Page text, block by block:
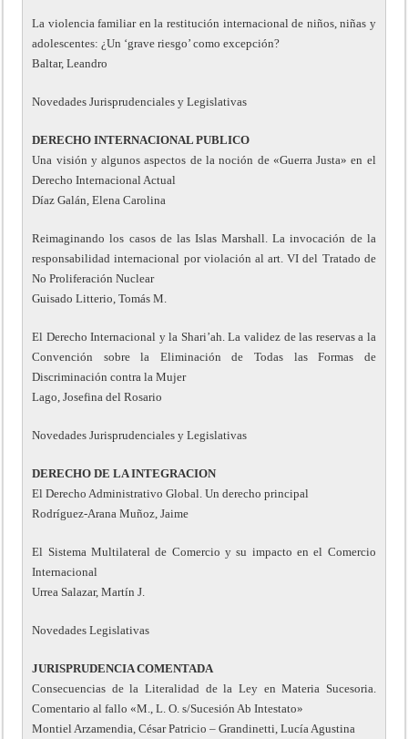
La violencia familiar en la restitución internacional de niños, niñas y
adolescentes: ¿Un ‘grave riesgo’ como excepción?
Baltar, Leandro
Novedades Jurisprudenciales y Legislativas
DERECHO INTERNACIONAL PUBLICO
Una visión y algunos aspectos de la noción de «Guerra Justa» en el
Derecho Internacional Actual
Díaz Galán, Elena Carolina
Reimaginando los casos de las Islas Marshall. La invocación de la
responsabilidad internacional por violación al art. VI del Tratado de
No Proliferación Nuclear
Guisado Litterio, Tomás M.
El Derecho Internacional y la Shari’ah. La validez de las reservas a la
Convención sobre la Eliminación de Todas las Formas de
Discriminación contra la Mujer
Lago, Josefina del Rosario
Novedades Jurisprudenciales y Legislativas
DERECHO DE LA INTEGRACION
El Derecho Administrativo Global. Un derecho principal
Rodríguez-Arana Muñoz, Jaime
El Sistema Multilateral de Comercio y su impacto en el Comercio
Internacional
Urrea Salazar, Martín J.
Novedades Legislativas
JURISPRUDENCIA COMENTADA
Consecuencias de la Literalidad de la Ley en Materia Sucesoria.
Comentario al fallo «M., L. O. s/Sucesión Ab Intestato»
Montiel Arzamendia, César Patricio – Grandinetti, Lucía Agustina